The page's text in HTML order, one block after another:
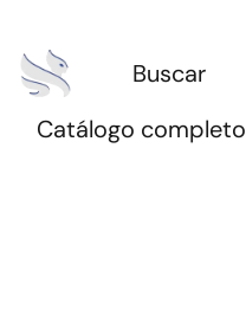
Catálogo completo